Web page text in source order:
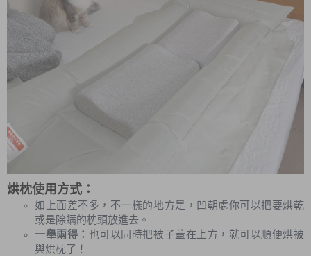
烘枕使用方式：
如上面差不多，不一樣的地方是，凹朝處你可以把要烘乾
或是除螨的枕頭放進去。
一舉兩得： 也可以同時把被子蓋在上方，就可以順便烘被
與烘枕了！